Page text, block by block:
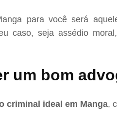
para você será
caso, seja assédio
um bom
criminal ideal em Manga,